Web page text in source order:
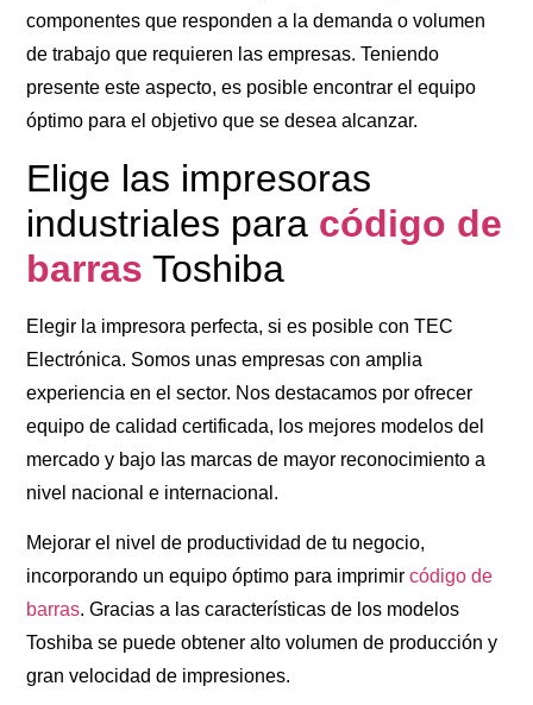
componentes que responden a la demanda o volumen
de trabajo que requieren las empresas. Teniendo
presente este aspecto, es posible encontrar el equipo
óptimo para el objetivo que se desea alcanzar.
Elige las impresoras
industriales para código de
barras Toshiba
Elegir la impresora perfecta, si es posible con TEC
Electrónica. Somos unas empresas con amplia
experiencia en el sector. Nos destacamos por ofrecer
equipo de calidad certificada, los mejores modelos del
mercado y bajo las marcas de mayor reconocimiento a
nivel nacional e internacional.
Mejorar el nivel de productividad de tu negocio,
incorporando un equipo óptimo para imprimircódigo de
barras. Gracias a las características de los modelos
Toshiba se puede obtener alto volumen de producción y
gran velocidad de impresiones.